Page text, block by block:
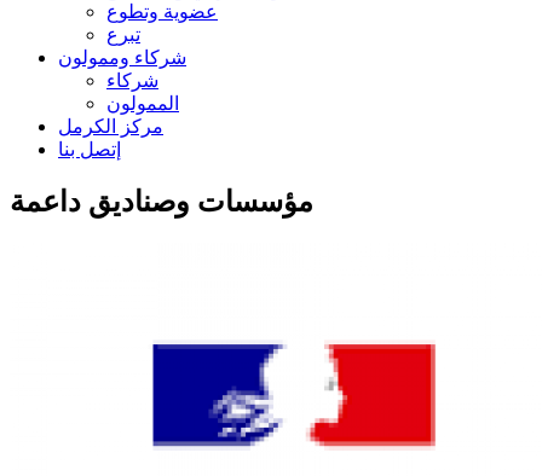
عضوية وتطوع
تبرع
شركاء وممولون
شركاء
الممولون
مركز الكرمل
إتصل بنا
مؤسسات وصناديق داعمة